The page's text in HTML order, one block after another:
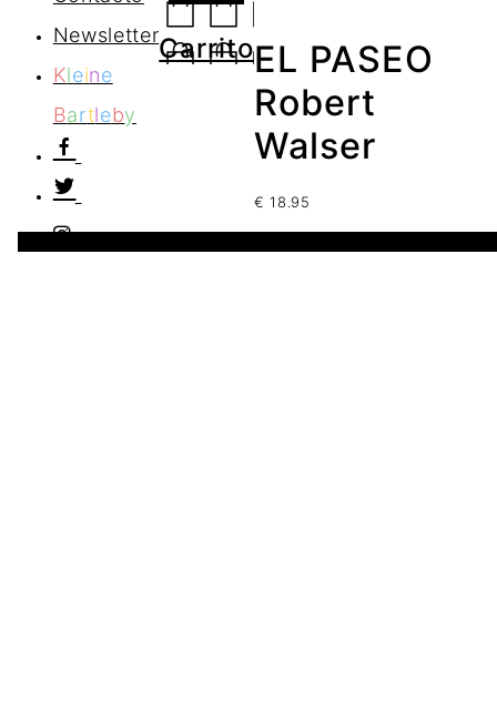
Newsletter
Kleine
Bartleby
CarritoEL PASEO
Robert
Walser
€ 18.95